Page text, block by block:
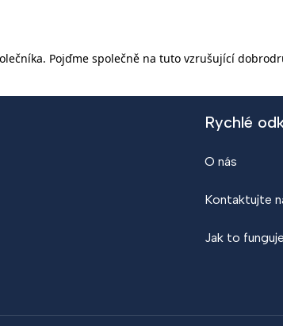
Pojďme společně na tuto vzrušující
Rychlé
O nás
Kontaktujte
Jak to funguje